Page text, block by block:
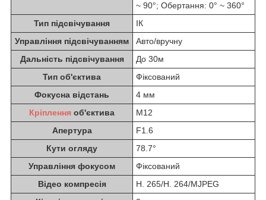
~ 90°; Обертання: 0° ~ 360°
Тип підсвічування
ІК
Управління підсвічуванням
Авто/вручну
Дальність підсвічування
До 30м
Тип об'єктива
Фіксований
Фокусна відстань
4 мм
Кріплення об'єктива
M12
Апертура
F1.6
Кути огляду
78.7°
Управління фокусом
Фіксований
Відео компресія
H. 265/H. 264/MJPEG